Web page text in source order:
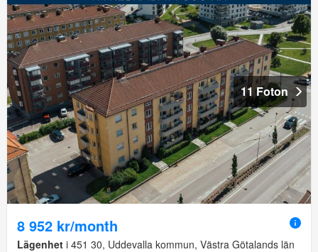
11 Foton
8 952 kr/month
Lägenhet i 451 30, Uddevalla kommun, Västra Götalands län